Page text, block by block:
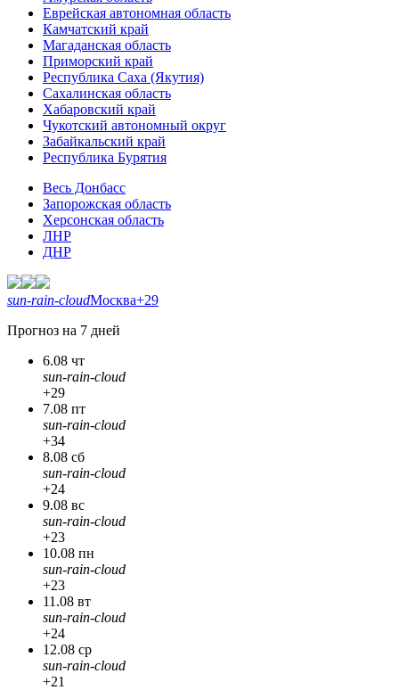
Еврейская автономная область
Камчатский край
Магаданская область
Приморский край
Республика Саха (Якутия)
Сахалинская область
Хабаровский край
Чукотский автономный округ
Забайкальский край
Республика Бурятия
Весь Донбасс
Запорожская область
Херсонская область
ЛНР
ДНР
sun-rain-cloudМосква+29
Прогноз на 7 дней
6.08 чт
sun-rain-cloud
+29
7.08 пт
sun-rain-cloud
+34
8.08 сб
sun-rain-cloud
+24
9.08 вс
sun-rain-cloud
+23
10.08 пн
sun-rain-cloud
+23
11.08 вт
sun-rain-cloud
+24
12.08 ср
sun-rain-cloud
+21